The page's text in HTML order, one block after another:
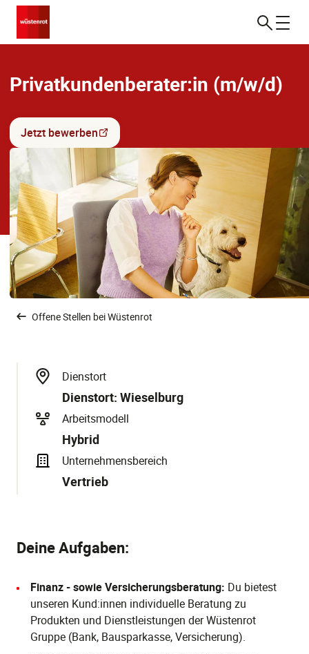
Privatkundenberater:in (m/w/d)
Jetzt bewerben
Offene Stellen bei Wüstenrot
Dienstort
Dienstort: Wieselburg
Arbeitsmodell
Hybrid
Unternehmensbereich
Vertrieb
Deine Aufgaben:
Finanz - sowie Versicherungsberatung: Du bietest
unseren Kund:innen individuelle Beratung zu
Produkten und Dienstleistungen der Wüstenrot
Gruppe (Bank, Bausparkasse, Versicherung).